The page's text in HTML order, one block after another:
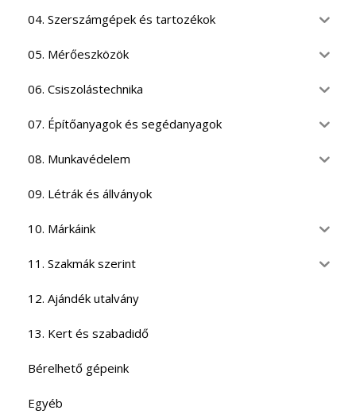
04. Szerszámgépek és tartozékok
05. Mérőeszközök
06. Csiszolástechnika
07. Építőanyagok és segédanyagok
08. Munkavédelem
09. Létrák és állványok
10. Márkáink
11. Szakmák szerint
12. Ajándék utalvány
13. Kert és szabadidő
Bérelhető gépeink
Egyéb